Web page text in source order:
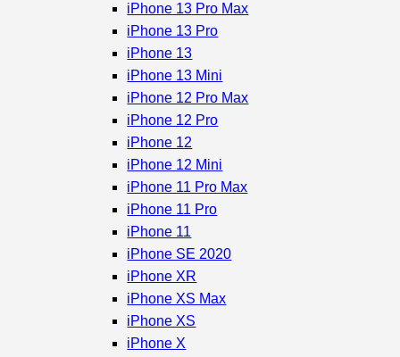
iPhone 13 Pro Max
iPhone 13 Pro
iPhone 13
iPhone 13 Mini
iPhone 12 Pro Max
iPhone 12 Pro
iPhone 12
iPhone 12 Mini
iPhone 11 Pro Max
iPhone 11 Pro
iPhone 11
iPhone SE 2020
iPhone XR
iPhone XS Max
iPhone XS
iPhone X